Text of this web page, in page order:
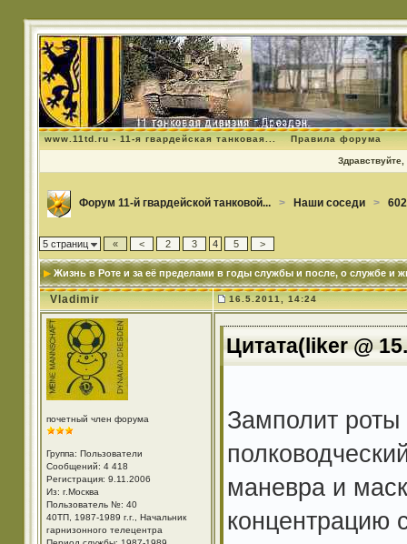
www.11td.ru - 11-я гвардейская танковая... Правила форума
Здравствуйте,
Форум 11-й гвардейской танковой... > Наши соседи >
5 страниц « < 2 3 4 5 >
Жизнь в Роте и за её пределами в годы службы и после, о службе и
Vladimir 16.5.2011, 14:24
почетный член форума
Группа: Пользователи
Сообщений: 4 418
Регистрация: 9.11.2006
Из: г.Москва
Пользователь №: 40
40ТП, 1987-1989 г.г., Начальник
гарнизонного телецентра
Цитата(liker @
Замполит
маневра и
концентрацию